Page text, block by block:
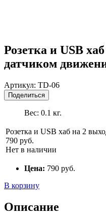
Розетка и USB
датчиком
Артикул: TD-06
Поделиться
Вес: 0.1 кг.
Розетка и USB хаб на 2
790 руб.
Нет в наличии
Цена: 790 руб.
В корзину
Описание